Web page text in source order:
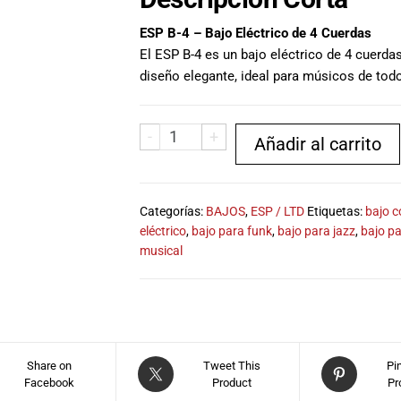
ESP B-4 – Bajo Eléctrico de 4 Cuerdas
El ESP B-4 es un bajo eléctrico de 4
diseño elegante, ideal para músicos de
- + Añadir al carrito
Categorías: BAJOS, ESP / LTD Etiquetas: bajo
eléctrico, bajo para funk, bajo para jazz, bajo
musical
Share on
Facebook
Tweet This
Product